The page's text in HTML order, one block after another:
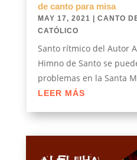
de canto para misa
MAY 17, 2021 CANTO
CATÓLICO
Santo rítmico del Autor
Himno de Santo se
problemas en la Santa
LEER MÁS